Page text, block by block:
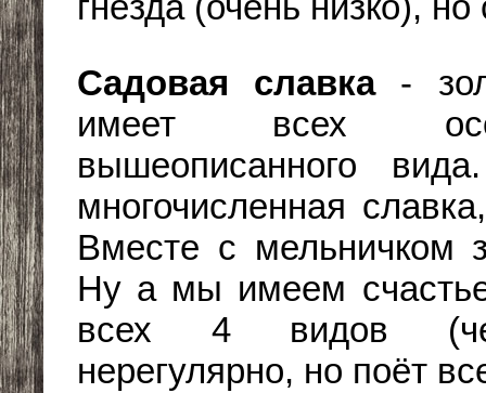
Садовая славка-
имеет всех
вышеописанного
многочисленная
Вместе с мельничком
Ну а мы имеем
всех 4 видов
нерегулярно, но поёт